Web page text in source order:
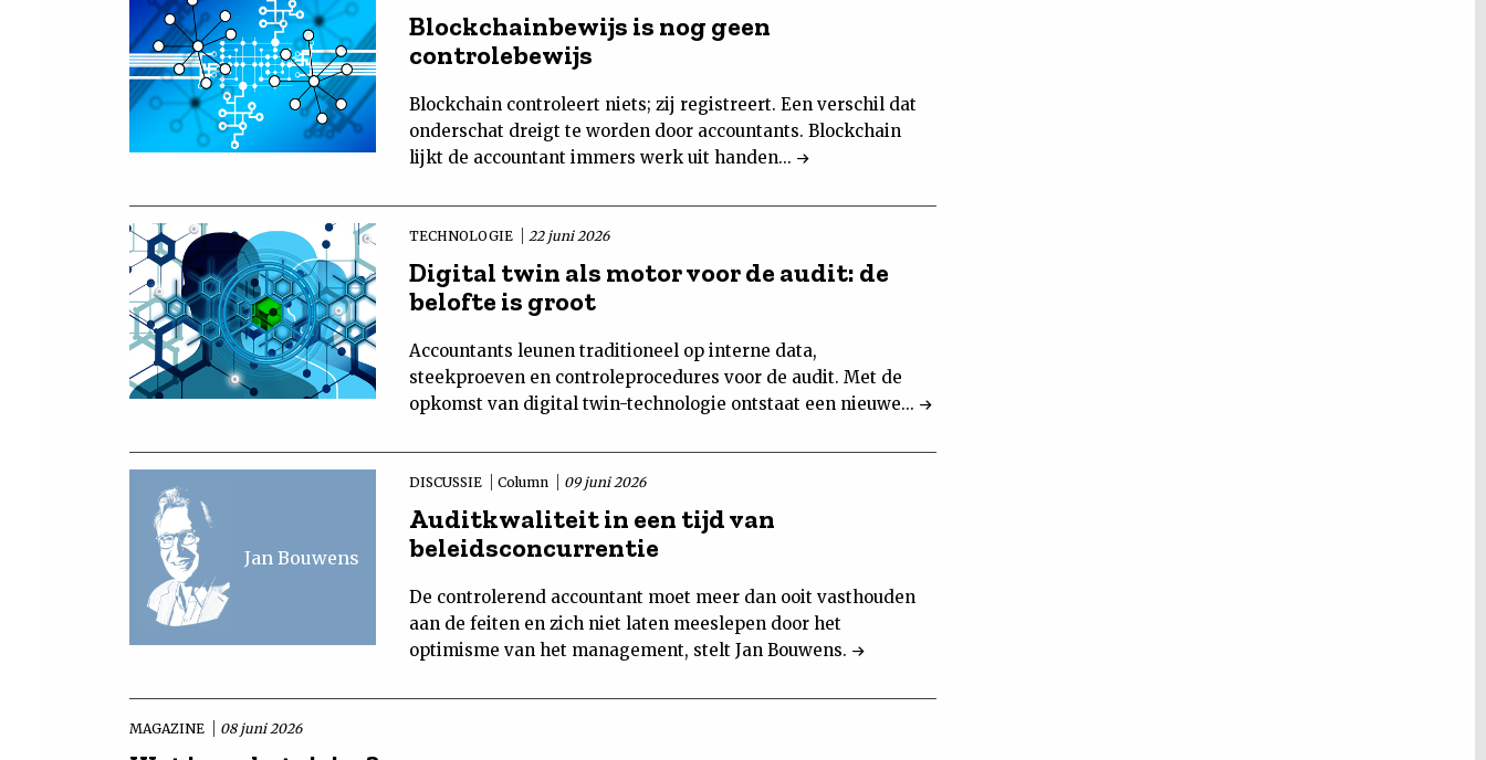
Blockchainbewijs is nog geen
controlebewijs
Blockchain controleert niets; zij registreert. Een verschil dat
onderschat dreigt te worden door accountants. Blockchain
lijkt de accountant immers werk uit handen...
TECHNOLOGIE 22 juni 2026
Digital twin als motor voor de audit: de
belofte is groot
Accountants leunen traditioneel op interne data,
steekproeven en controleprocedures voor de audit. Met de
opkomst van digital twin-technologie ontstaat een nieuwe...
Jan Bouwens
DISCUSSIE Column 09 juni 2026
Auditkwaliteit in een tijd van
beleidsconcurrentie
De controlerend accountant moet meer dan ooit vasthouden
aan de feiten en zich niet laten meeslepen door het
optimisme van het management, stelt Jan Bouwens.
MAGAZINE 08 juni 2026